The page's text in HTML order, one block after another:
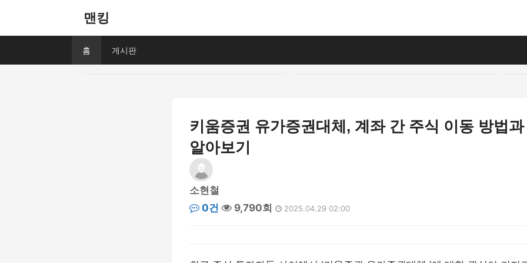
맨킹
홈 게시판
키움증권 유가증권대체, 계좌 간 주식 이동 방법
알아보기
소현철
0건
9,790회 2025.04.29 02:00